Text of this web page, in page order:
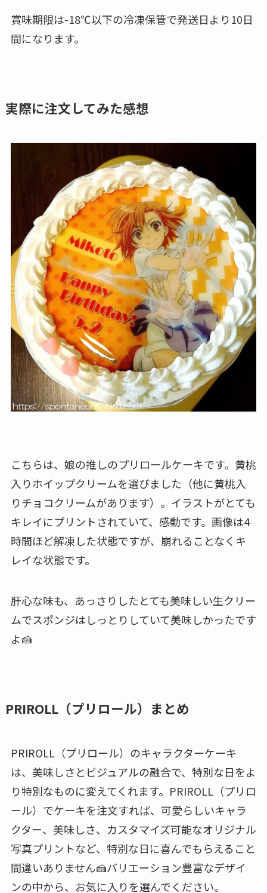
賞味期限は-18℃以下の冷凍保管で発送日より10日
間になります。
実際に注文してみた感想
こちらは、娘の推しのプリロールケーキです。黄桃
入りホイップクリームを選びました（他に黄桃入
りチョコクリームがあります）。イラストがとても
キレイにプリントされていて、感動です。画像は4
時間ほど解凍した状態ですが、崩れることなくキ
レイな状態です。
肝心な味も、あっさりしたとても美味しい生クリー
ムでスポンジはしっとりしていて美味しかったです
よ🍰
PRIROLL（プリロール）まとめ
PRIROLL（プリロール）のキャラクターケーキ
は、美味しさとビジュアルの融合で、特別な日をよ
り特別なものに変えてくれます。PRIROLL（プリロ
ール）でケーキを注文すれば、可愛らしいキャラ
クター、美味しさ、カスタマイズ可能なオリジナル
写真プリントなど、特別な日に喜んでもらえること
間違いありません🍰バリエーション豊富なデザイ
ンの中から、お気に入りを選んでください。